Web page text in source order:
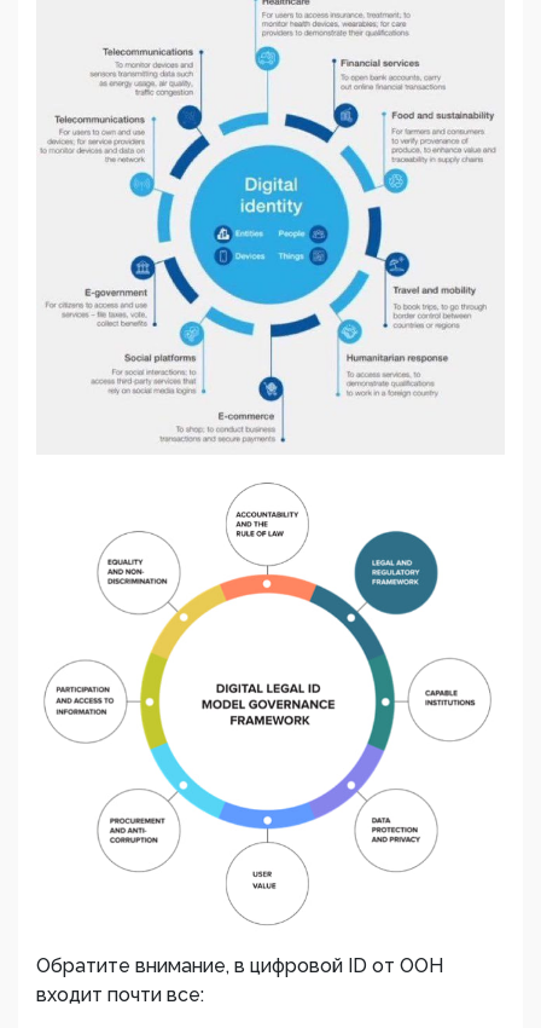
Обратите внимание, в цифровой ID от ООН
входит почти все: